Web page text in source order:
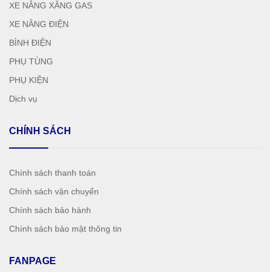
XE NÂNG XĂNG GAS
XE NÂNG ĐIỆN
BÌNH ĐIỆN
PHỤ TÙNG
PHỤ KIỆN
Dịch vụ
CHÍNH SÁCH
Chính sách thanh toán
Chính sách vận chuyển
Chính sách bảo hành
Chính sách bảo mật thông tin
FANPAGE